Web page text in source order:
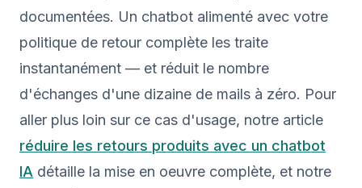
documentées. Un chatbot alimenté avec votre
politique de retour complète les traite
instantanément — et réduit le nombre
d'échanges d'une dizaine de mails à zéro. Pour
aller plus loin sur ce cas d'usage, notre article
réduire les retours produits avec un chatbot
IA détaille la mise en oeuvre complète, et notre